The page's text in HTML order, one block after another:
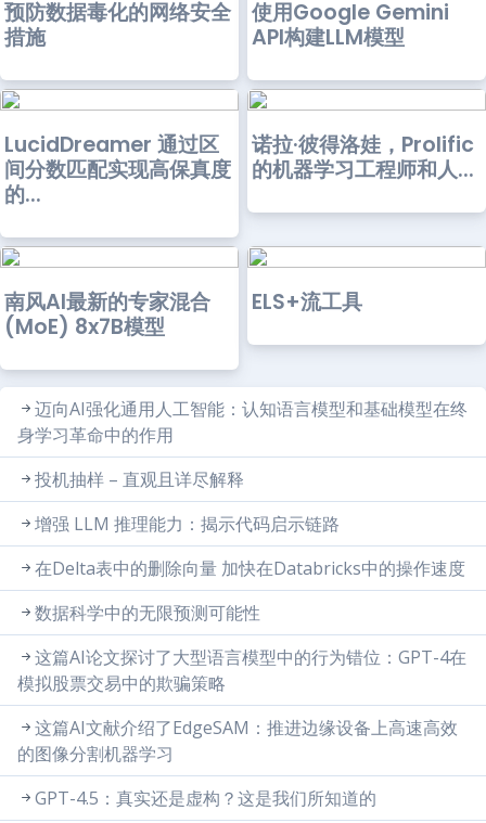
预防数据毒化的网络安全
措施
使用Google Gemini
API构建LLM模型
LucidDreamer 通过区
间分数匹配实现高保真度
的...
诺拉·彼得洛娃，Prolific
的机器学习工程师和人...
南风AI最新的专家混合
(MoE) 8x7B模型
ELS+流工具
迈向AI强化通用人工智能：认知语言模型和基础模型在终
身学习革命中的作用
投机抽样 – 直观且详尽解释
增强 LLM 推理能力：揭示代码启示链路
在Delta表中的删除向量 加快在Databricks中的操作速度
数据科学中的无限预测可能性
这篇AI论文探讨了大型语言模型中的行为错位：GPT-4在
模拟股票交易中的欺骗策略
这篇AI文献介绍了EdgeSAM：推进边缘设备上高速高效
的图像分割机器学习
GPT-4.5：真实还是虚构？这是我们所知道的